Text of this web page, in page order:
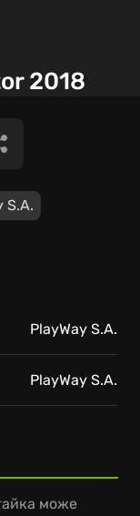
2018
S.A.
може
PlayWay S.A.
PlayWay S.A.